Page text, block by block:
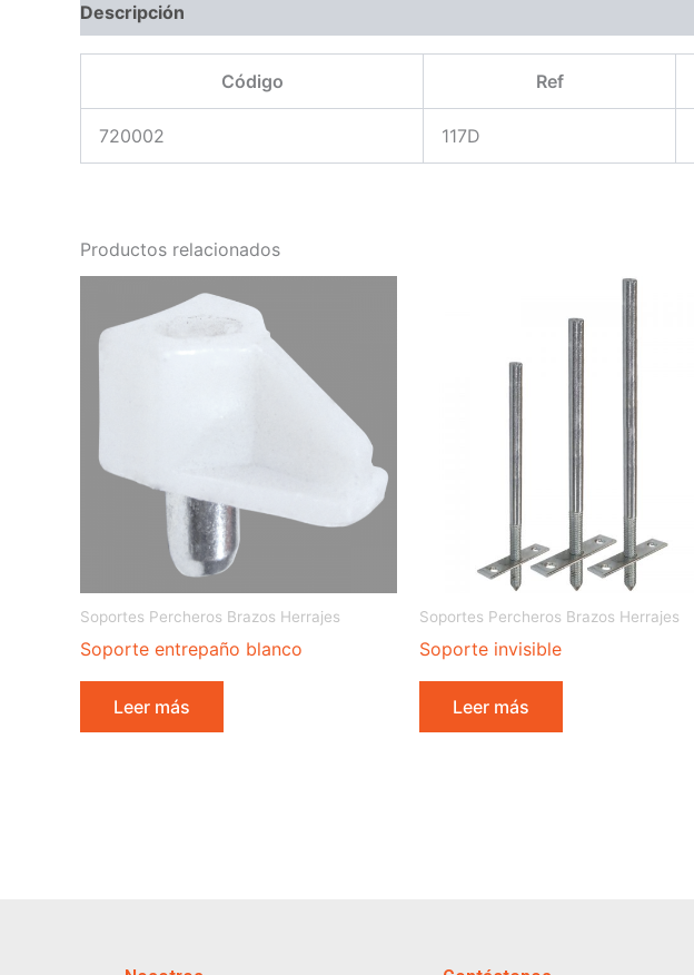
Descripción
Código Ref
720002 117D
Productos relacionados
Soportes Percheros Brazos Herrajes
Soporte entrepaño blanco
Leer más
Soportes Percheros Brazos Herrajes
Soporte invisible
Leer más